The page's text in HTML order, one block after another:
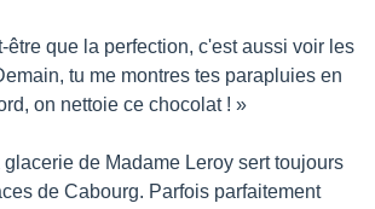
être que la perfection, c'est aussi voir les
tu me montres tes parapluies en
on nettoie ce chocolat ! »
de Madame Leroy sert toujours
de Cabourg. Parfois parfaitement